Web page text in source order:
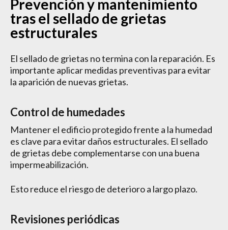
Prevención y mantenimiento
tras el sellado de grietas
estructurales
El sellado de grietas no termina con la reparación. Es
importante aplicar medidas preventivas para evitar
la aparición de nuevas grietas.
Control de humedades
Mantener el edificio protegido frente a la humedad
es clave para evitar daños estructurales. El sellado
de grietas debe complementarse con una buena
impermeabilización.
Esto reduce el riesgo de deterioro a largo plazo.
Revisiones periódicas